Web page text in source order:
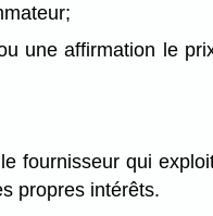
une affirmation le
fournisseur qui
propres intérêts.